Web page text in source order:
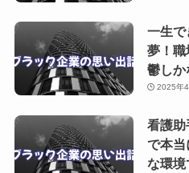
一生で
夢！職
鬱しか
2025年
看護助
で本当
な環境